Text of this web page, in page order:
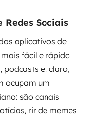
Redes Sociais
aplicativos de
fácil e rápido
podcasts e, claro,
ocupam um
são canais
rir de memes